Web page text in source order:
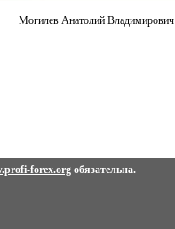
Могилев Анатолий Владимирович
forex.orgобязательна.